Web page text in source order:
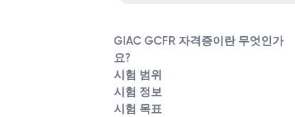
GIAC GCFR 자격증이란 무엇인가
요?
시험 범위
시험 정보
시험 목표